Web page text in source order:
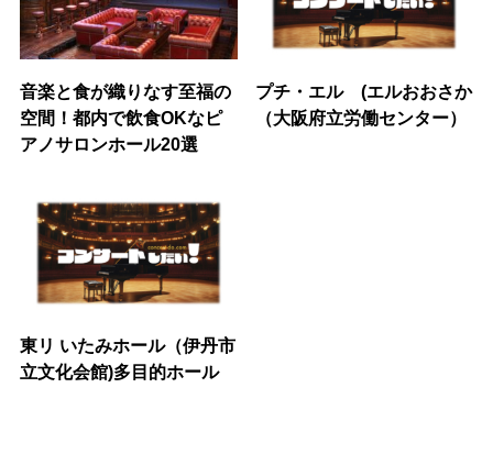
音楽と食が織りなす至福の
空間！都内で飲食OKなピ
アノサロンホール20選
プチ・エル (エルおおさか
（大阪府立労働センター）
東リ いたみホール（伊丹市
立文化会館)多目的ホール